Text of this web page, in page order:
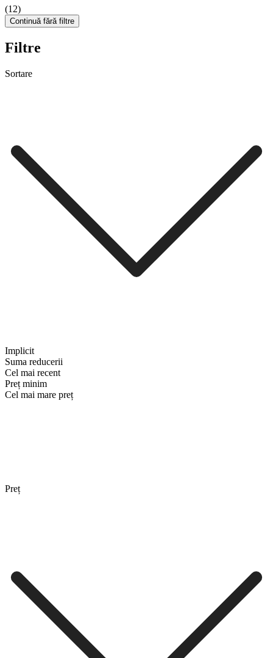
(12)
Continuă fără filtre
Filtre
Sortare
Implicit
Suma reducerii
Cel mai recent
Preț minim
Cel mai mare preț
Preț